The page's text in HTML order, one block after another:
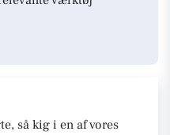
så kig i en af vores